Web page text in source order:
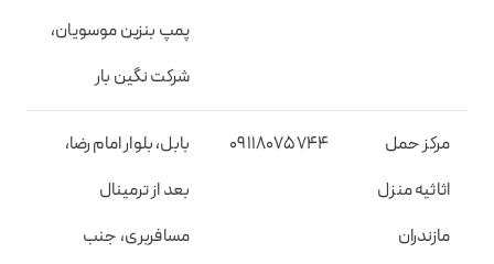
پمپ بنزین موسویان،
شرکت نگین بار
مرکز حمل
اثاثیه منزل
مازندران
09118075744
بابل، بلوار امام رضا،
بعد از ترمینال
مسافربری، جنب